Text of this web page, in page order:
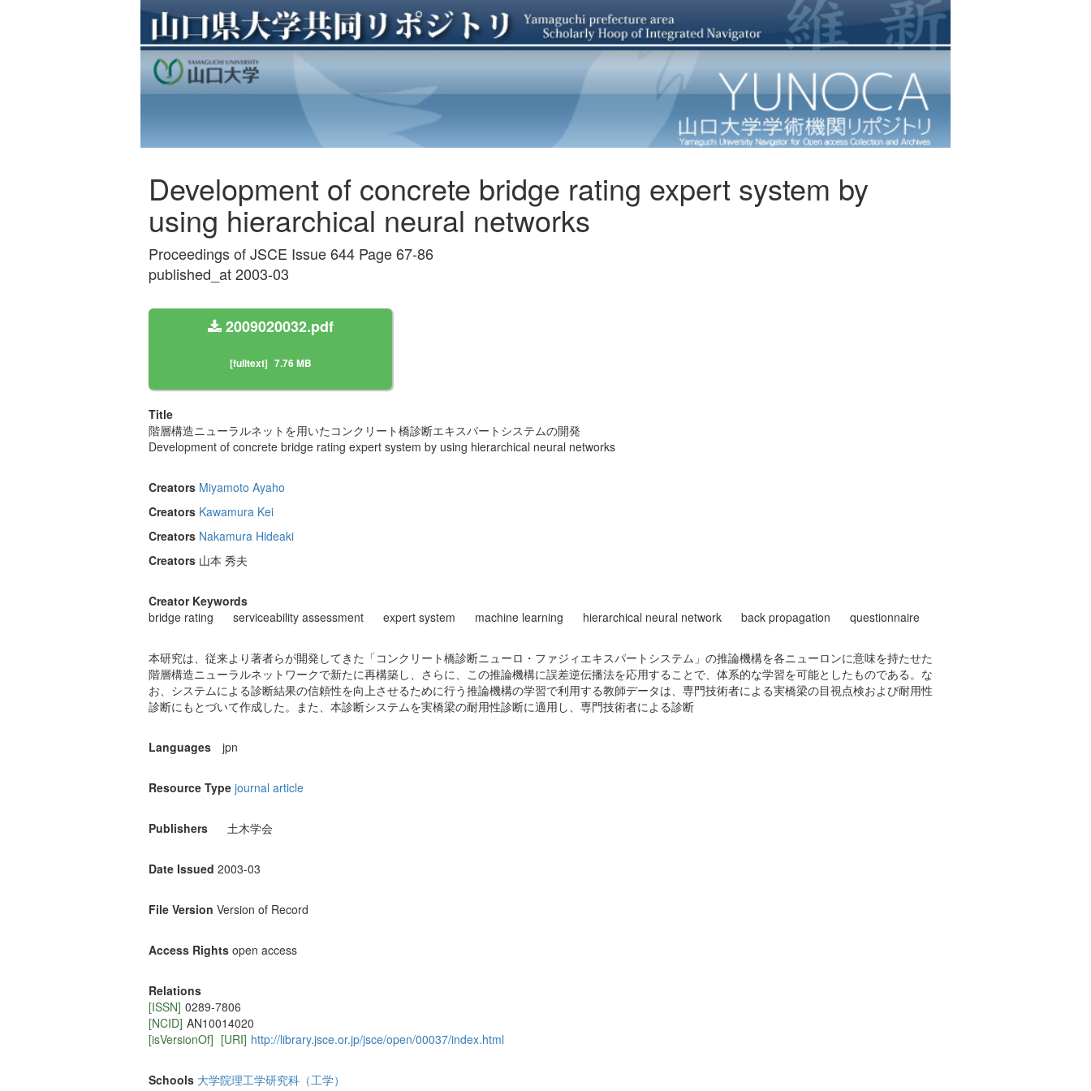
Development of concrete bridge rating expert system by
using hierarchical neural networks
Proceedings of JSCE Issue 644 Page 67-86
published_at 2003-03
2009020032.pdf
[fulltext] 7.76 MB
Title
階層構造ニューラルネットを用いたコンクリート橋診断エキスパートシステムの開発
Development of concrete bridge rating expert system by using hierarchical neural networks
Creators Miyamoto Ayaho
Creators Kawamura Kei
Creators Nakamura Hideaki
Creators 山本 秀夫
Creator Keywords
bridge rating
serviceability assessment expert system machine learning hierarchical neural network back propagation questionnaire
本研究は、従来より著者らが開発してきた「コンクリート橋診断ニューロ・ファジィエキスパートシステム」の推論機構を各ニューロンに意味を持たせた
階層構造ニューラルネットワークで新たに再構築し、さらに、この推論機構に誤差逆伝播法を応用することで、体系的な学習を可能としたものである。な
お、システムによる診断結果の信頼性を向上させるために行う推論機構の学習で利用する教師データは、専門技術者による実橋梁の目視点検および耐用性
診断にもとづいて作成した。また、本診断システムを実橋梁の耐用性診断に適用し、専門技術者による診断
Languages jpn
Resource Type journal article
Publishers 土木学会
Date Issued 2003-03
File Version Version of Record
Access Rights open access
Relations
[ISSN] 0289-7806
[NCID] AN10014020
[isVersionOf] [URI] http://library.jsce.or.jp/jsce/open/00037/index.html
Schools 大学院理工学研究科（工学）